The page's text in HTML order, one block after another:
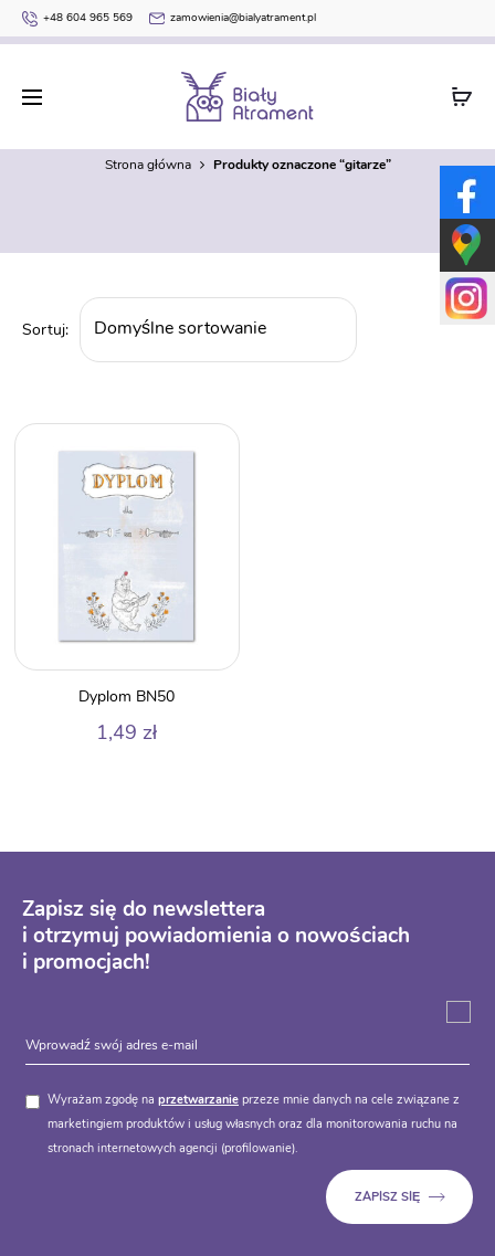
+48 604 965 569 zamowienia@bialyatrament.pl
gitarze
Strona główna Produkty oznaczone “gitarze”
Dyplom BN50
1,49 zł
Zapisz się do newslettera
i otrzymuj powiadomienia o nowościach
i promocjach!
Wyrażam zgodę na przetwarzanie przeze mnie danych na cele związane z
marketingiem produktów i usług własnych oraz dla monitorowania ruchu na
stronach internetowych agencji (profilowanie).